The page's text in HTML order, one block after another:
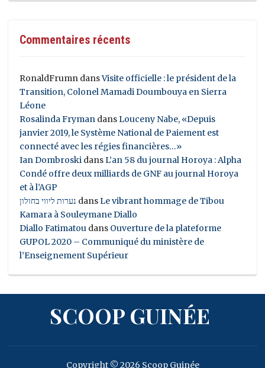
Commentaires récents
RonaldFrumn dansVisite officielle : le président de la
Transition, Colonel Mamadi Doumbouya en Sierra
Léone
Rosalinda Fryman dansLouceny Nabe, «Depuis
janvier 2019, le Système National de Paiement est
connecté avec les régies financières…»
Ian Dombroski dansL’an 58 du journal Horoya : Alpha
Condé offre deux milliards de GNF au journal Horoya
et à l’AGP
נערות ליווי בחולון dansLe vibrant hommage de Tibou
Kamara à Souleymane Diallo
Diallo Fatimatou dans Ouverture de la plateforme
GUPOL 2020 – Communiqué du ministère de
l’Enseignement Supérieur
SCOOP GUINÉE
Copyright © 2026 Scoop Guinée